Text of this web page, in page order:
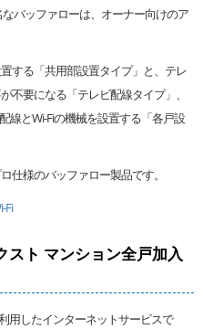
バッファローは、オーナー向けのア
する「共用部設置タイプ」と、テレ
不要になる「テレビ配線タイプ」、
線とWi-Fiの機械を設置する「各戸設
仕様のバッファロー製品です。
Fi
ト マンション全戸加入
用したインターネットサービスで